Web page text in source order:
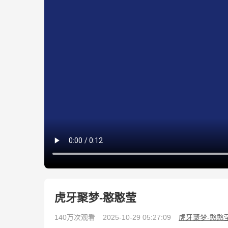
虎牙聚梦-憨憨莹
140万次观看 2025-10-29 05:27:09 虎牙聚梦-憨憨